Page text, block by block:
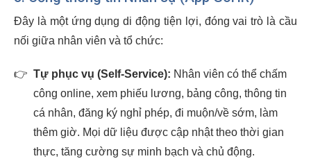
Đây là một ứng dụng di động tiện lợi, đóng vai trò là cầu
nối giữa nhân viên và tổ chức:
👉 Tự phục vụ (Self-Service): Nhân viên có thể chấm
công online, xem phiếu lương, bảng công, thông tin
cá nhân, đăng ký nghỉ phép, đi muộn/về sớm, làm
thêm giờ. Mọi dữ liệu được cập nhật theo thời gian
thực, tăng cường sự minh bạch và chủ động.